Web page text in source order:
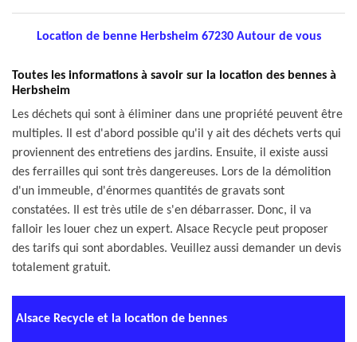
Location de benne Herbsheim 67230 Autour de vous
Toutes les informations à savoir sur la location des bennes à
Herbsheim
Les déchets qui sont à éliminer dans une propriété peuvent être
multiples. Il est d'abord possible qu'il y ait des déchets verts qui
proviennent des entretiens des jardins. Ensuite, il existe aussi
des ferrailles qui sont très dangereuses. Lors de la démolition
d'un immeuble, d'énormes quantités de gravats sont
constatées. Il est très utile de s'en débarrasser. Donc, il va
falloir les louer chez un expert. Alsace Recycle peut proposer
des tarifs qui sont abordables. Veuillez aussi demander un devis
totalement gratuit.
Alsace Recycle et la location de bennes